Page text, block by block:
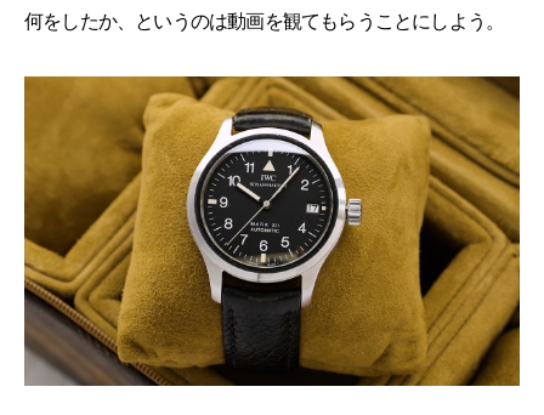
何をしたか、というのは動画を観てもらうことにしよう。